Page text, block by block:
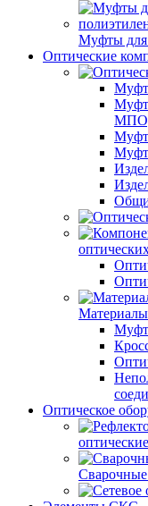
Муфты для
Оптические
Материалы
Оптическое
оптические
Сварочные